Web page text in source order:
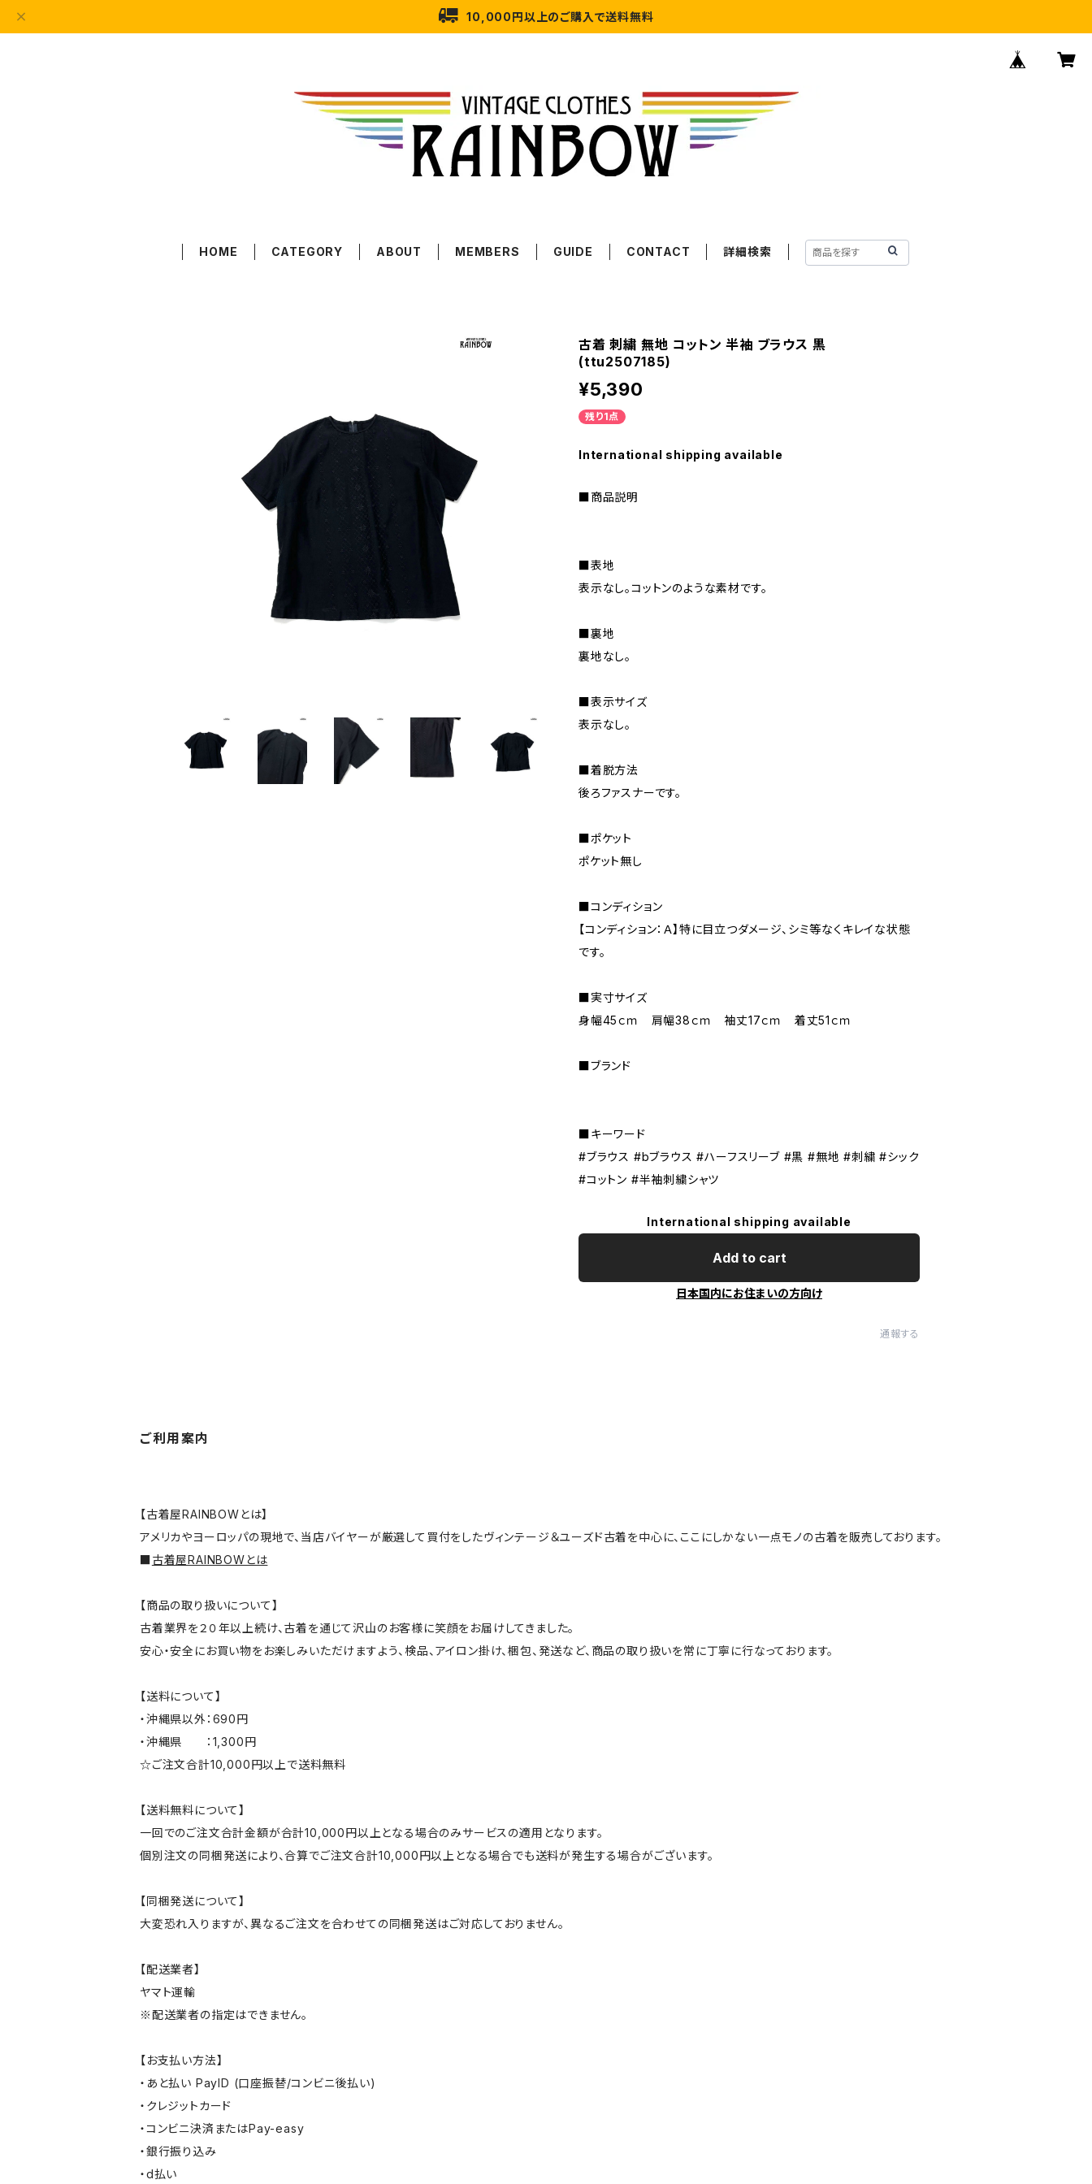
10,000円以上のご購入で送料無料
HOME CATEGORY ABOUT MEMBERS GUIDE CONTACT 詳細検索
古着 刺繍 無地 コットン 半袖 ブラウス 黒
(ttu2507185)
¥5,390
残り1点
International shipping available
■商品説明
■表地
表示なし。コットンのような素材です。
■裏地
裏地なし。
■表示サイズ
表示なし。
■着脱方法
後ろファスナーです。
■ポケット
ポケット無し
■コンディション
【コンディション：Ａ】特に目立つダメージ、シミ等なくキレイな状態
です。
■実寸サイズ
身幅45ｃｍ 肩幅38ｃｍ 袖丈17ｃｍ 着丈51ｃｍ
■ブランド
■キーワード
#ブラウス #bブラウス #ハーフスリーブ #黒 #無地 #刺繍 #シック
#コットン #半袖刺繍シャツ
International shipping available
Add to cart
日本国内にお住まいの方向け
通報する
ご利用案内
【古着屋RAINBOWとは】
アメリカやヨーロッパの現地で、当店バイヤーが厳選して買付をしたヴィンテージ＆ユーズド古着を中心に、ここにしかない一点モノの古着を販売しております。
■古着屋RAINBOWとは
【商品の取り扱いについて】
古着業界を２０年以上続け、古着を通じて沢山のお客様に笑顔をお届けしてきました。
安心・安全にお買い物をお楽しみいただけますよう、検品、アイロン掛け、梱包、発送など、商品の取り扱いを常に丁寧に行なっております。
【送料について】
・沖縄県以外：690円
・沖縄県 ：1,300円
☆ご注文合計10,000円以上で送料無料
【送料無料について】
一回でのご注文合計金額が合計10,000円以上となる場合のみサービスの適用となります。
個別注文の同梱発送により、合算でご注文合計10,000円以上となる場合でも送料が発生する場合がございます。
【同梱発送について】
大変恐れ入りますが、異なるご注文を合わせての同梱発送はご対応しておりません。
【配送業者】
ヤマト運輸
※配送業者の指定はできません。
【お支払い方法】
・あと払い PayID (口座振替/コンビニ後払い)
・クレジットカード
・コンビニ決済またはPay-easy
・銀行振り込み
・d払い